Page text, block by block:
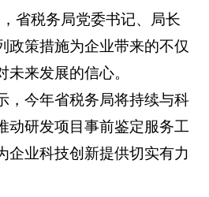
省税务局党委书记、局长
政策措施为企业带来的不仅
来发展的信心。
，今年省税务局将持续与科
动研发项目事前鉴定服务工
企业科技创新提供切实有力